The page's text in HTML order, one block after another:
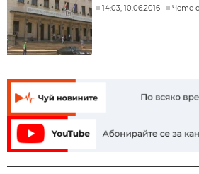
14:03, 10.06.2016 Чете